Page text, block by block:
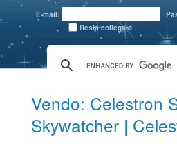
E-mail:
Resta collegato
Vendo: Celestron
Skywatcher |